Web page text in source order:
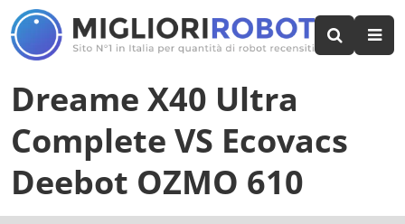
Dreame X40 Ultra
Complete VS Ecovacs
Deebot OZMO 610